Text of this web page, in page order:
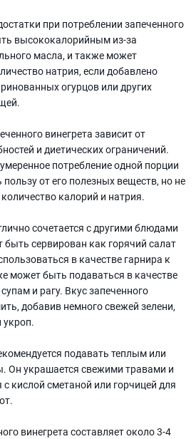
при потреблении запеченного
высококалорийным из-за
масла, и также может
натрия, если добавлено
огурцов или других
винегрета зависит от
и диетических ограничений.
потребление одной порции
от его полезных веществ, но не
калорий и натрия.
сочетается с другими блюдами
сервирован как горячий салат
в качестве гарнира к
может быть подаваться в качестве
и рагу. Вкус запеченного
добавив немного свежей зелени,
укроп.
подавать теплым или
Он украшается свежими травами и
кислой сметаной или горчицей для
винегрета составляет около 3-4